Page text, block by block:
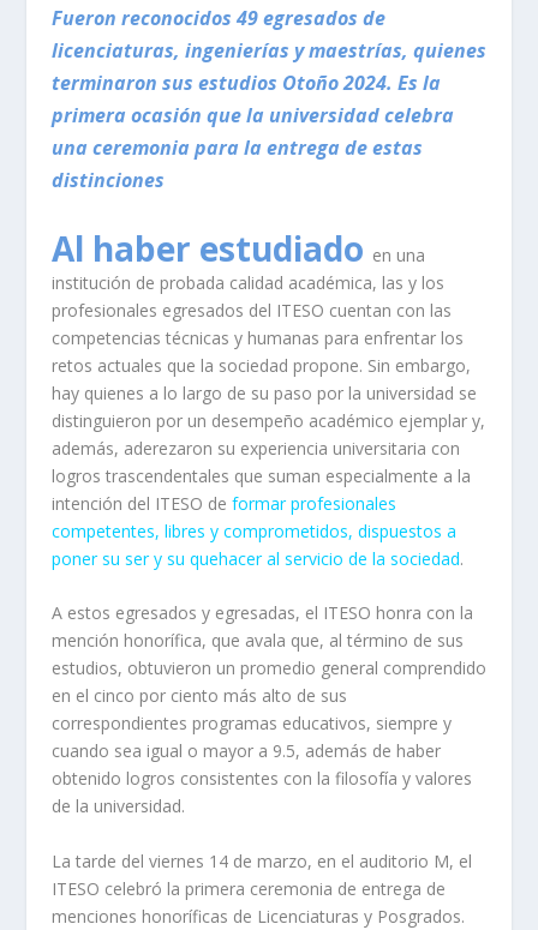
Fueron reconocidos 49 egresados de
licenciaturas, ingenierías y maestrías, quienes
terminaron sus estudios Otoño 2024. Es la
primera ocasión que la universidad celebra
una ceremonia para la entrega de estas
distinciones
Al haber estudiado en una
institución de probada calidad académica, las y los
profesionales egresados del ITESO cuentan con las
competencias técnicas y humanas para enfrentar los
retos actuales que la sociedad propone. Sin embargo,
hay quienes a lo largo de su paso por la universidad se
distinguieron por un desempeño académico ejemplar y,
además, aderezaron su experiencia universitaria con
logros trascendentales que suman especialmente a la
intención del ITESO de formar profesionales
competentes, libres y comprometidos, dispuestos a
poner su ser y su quehacer al servicio de la sociedad.
A estos egresados y egresadas, el ITESO honra con la
mención honorífica, que avala que, al término de sus
estudios, obtuvieron un promedio general comprendido
en el cinco por ciento más alto de sus
correspondientes programas educativos, siempre y
cuando sea igual o mayor a 9.5, además de haber
obtenido logros consistentes con la filosofía y valores
de la universidad.
La tarde del viernes 14 de marzo, en el auditorio M, el
ITESO celebró la primera ceremonia de entrega de
menciones honoríficas de Licenciaturas y Posgrados.